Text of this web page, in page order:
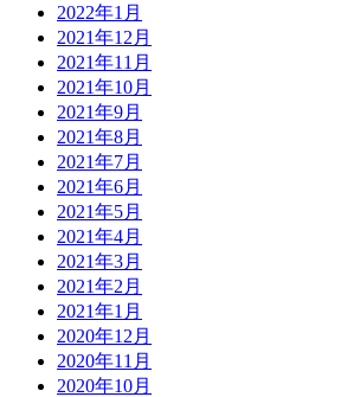
2022年1月
2021年12月
2021年11月
2021年10月
2021年9月
2021年8月
2021年7月
2021年6月
2021年5月
2021年4月
2021年3月
2021年2月
2021年1月
2020年12月
2020年11月
2020年10月